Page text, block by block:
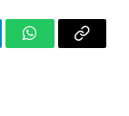
WhatsApp
Copy